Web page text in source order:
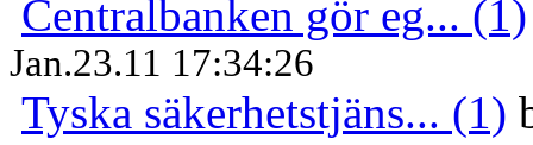
Centralbanken gör eg... (1)
Jan.23.11 17:34:26
Tyska säkerhetstjäns... (1)